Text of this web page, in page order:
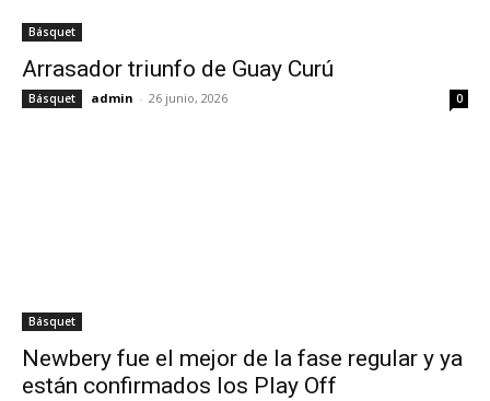
Básquet
Arrasador triunfo de Guay Curú
Básquet admin - 26 junio, 2026 0
Básquet
Newbery fue el mejor de la fase regular y ya
están confirmados los Play Off